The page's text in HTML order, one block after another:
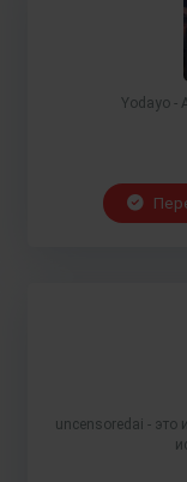
Yodayo -
uncensoredai - это